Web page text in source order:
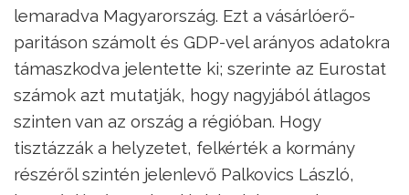
lemaradva Magyarország. Ezt a vásárlóerő-
paritáson számolt és GDP-vel arányos adatokra
támaszkodva jelentette ki; szerinte az Eurostat
számok azt mutatják, hogy nagyjából átlagos
szinten van az ország a régióban. Hogy
tisztázzák a helyzetet, felkérték a kormány
részéről szintén jelenlevő Palkovics László,